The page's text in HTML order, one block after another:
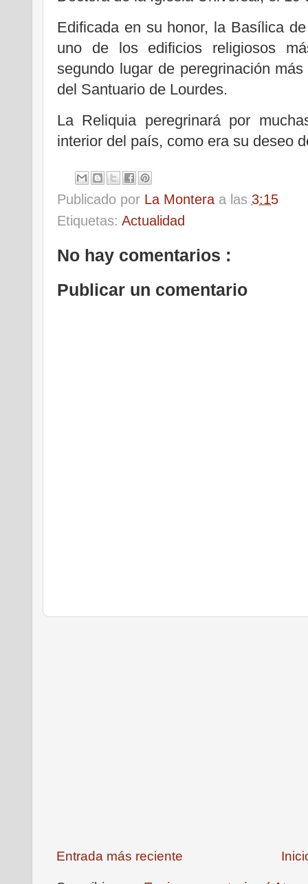
Edificada en su honor, la Basílica
uno de los edificios religiosos
segundo lugar de peregrinación
del Santuario de Lourdes.
La Reliquia peregrinará por
interior del país, como era su deseo
Publicado por La Montera a las 3:15
Etiquetas: Actualidad
No hay comentarios :
Publicar un comentario
Entrada más reciente